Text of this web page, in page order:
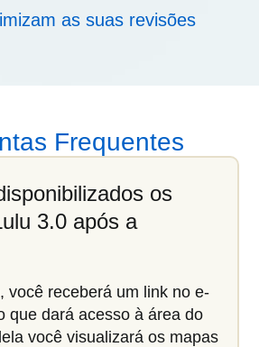
as suas revisões
Frequentes
os
3.0 após a
você receberá um link no e-
que dará acesso à área do
você visualizará os mapas